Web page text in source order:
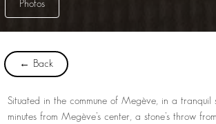
Photos
← Back
Situated in the commune of Megève, in a tranquil
minutes from Megève’s center, a stone’s throw